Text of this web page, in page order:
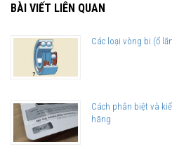
BÀI VIẾT LIÊN QUAN
Các loại vòng bi (ổ
Cách phân biệt và
hãng